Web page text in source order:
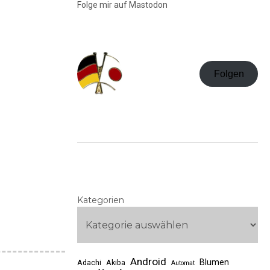
Folge mir auf Mastodon
Folgen
Kategorien
Adachi Akiba Android Automat Blumen